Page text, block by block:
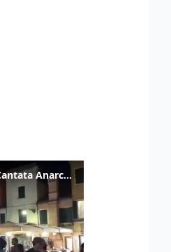
Venezia omaggia Guccini con una Cantata Anarchica in campo Santa Margherita